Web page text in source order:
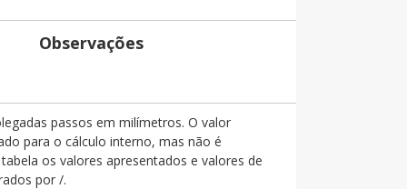
Observações
passos em milímetros. O valor
para o cálculo interno, mas não é
os valores apresentados e valores de
por /.